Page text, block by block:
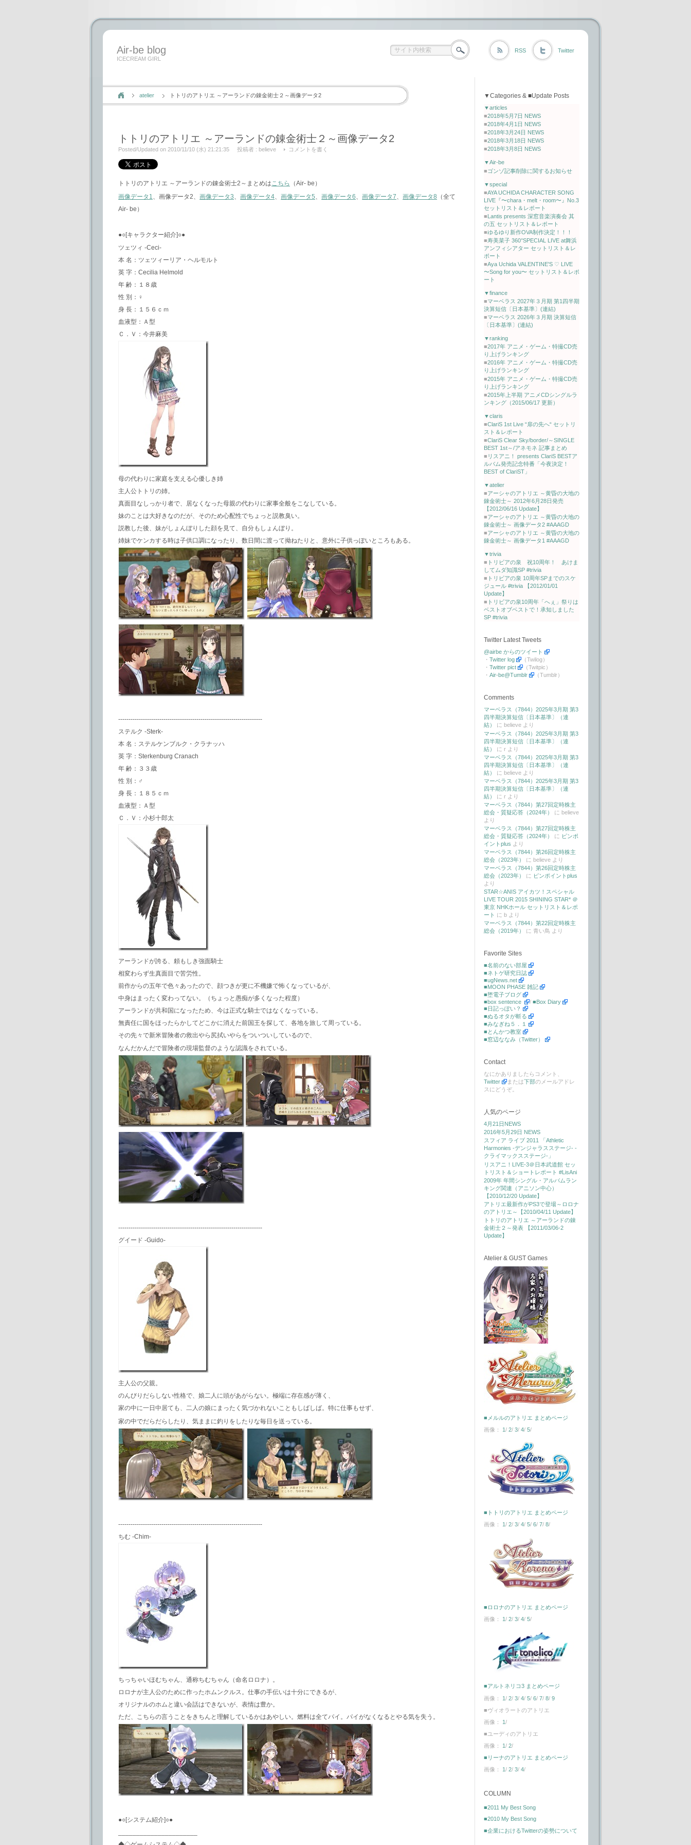
Air-be blog
ICECREAM GIRL
RSS Twitter
atelier トトリのアトリエ ～アーランドの錬金術士２～画像データ2
トトリのアトリエ ～アーランドの錬金術士２～画像データ2
Posted/Updated on 2010/11/10 (水) 21:21:35 投稿者 : believe コメントを書く
トトリのアトリエ ～アーランドの錬金術士2～まとめはこちら
（Air- be）
画像データ1
、画像データ2、 画像データ3 画像データ4 画像データ5 画像データ6 画像データ7 画像データ8 （全て
Air- be）
●○[キャラクター紹介]○●
ツェツィ -Ceci-
本 名：ツェツィーリア・ヘルモルト
英 字：Cecilia Helmold
年 齢：１８歳
性 別：♀
身 長：１５６ｃｍ
血液型：Ａ型
Ｃ．Ｖ：今井麻美
母の代わりに家庭を支える心優しき姉
主人公トトリの姉。
真面目なしっかり者で、居なくなった母親の代わりに家事全般をこなしている。
妹のことは大好きなのだが、そのため心配性でちょっと説教臭い。
説教した後、妹がしょんぼりした顔を見て、自分もしょんぼり。
姉妹でケンカする時は子供口調になったり、数日間に渡って拗ねたりと、意外に子供っぽいところもある。
----------------------------------------------------------------------
ステルク -Sterk-
本 名：ステルケンブルク・クラナッハ
英 字：Sterkenburg Cranach
年 齢：３３歳
性 別：♂
身 長：１８５ｃｍ
血液型：Ａ型
Ｃ．Ｖ：小杉十郎太
アーランドが誇る、頼もしき強面騎士
相変わらず生真面目で苦労性。
前作からの五年で色々あったので、顔つきが更に不機嫌で怖くなっているが、
中身はまったく変わってない。（ちょっと愚痴が多くなった程度）
アーランドが共和国になったため、今は正式な騎士ではなくなっている。
無責任に国をほったらかしてどこかに消えた前国王を探して、各地を旅して周っている。
その先々で新米冒険者の救出やら尻拭いやらをついついしているので、
なんだかんだで冒険者の現場監督のような認識をされている。
----------------------------------------------------------------------
グイード -Guido-
主人公の父親。
のんびりだらしない性格で、娘二人に頭があがらない。極端に存在感が薄く、
家の中に一日中居ても、二人の娘にまったく気づかれないこともしばしば。特に仕事もせず、
家の中でだらだらしたり、気ままに釣りをしたりな毎日を送っている。
----------------------------------------------------------------------
ちむ -Chim-
ちっちゃいほむちゃん、通称ちむちゃん（命名ロロナ）。
ロロナが主人公のために作ったホムンクルス。仕事の手伝いは十分にできるが、
オリジナルのホムと違い会話はできないが、表情は豊か。
ただ、こちらの言うことをきちんと理解しているかはあやしい。燃料は全てパイ。パイがなくなるとやる気を失う。
●○[システム紹介]○●
▼Categories & ■Update Posts
▼articles
■2018年5月7日 NEWS
■2018年4月1日 NEWS
■2018年3月24日 NEWS
■2018年3月18日 NEWS
■2018年3月8日 NEWS
▼Air-be
■ゴンゾ記事削除に関するお知らせ
▼special
■AYA UCHIDA CHARACTER SONG
LIVE『〜chara・melt・room〜』No.3
セットリスト＆レポート
■Lantis presents 深窓音楽演奏会 其
の五 セットリスト＆レポート
■ゆるゆり新作OVA制作決定！！！
■寿美菜子 360°SPECIAL LIVE at舞浜
アンフィシアター セットリスト＆レ
ポート
■Aya Uchida VALENTINE'S ♡ LIVE
〜Song for you〜 セットリスト＆レポ
ート
▼finance
■マーベラス 2027年３月期 第1四半期
決算短信〔日本基準〕(連結)
■マーベラス 2026年３月期 決算短信
〔日本基準〕(連結)
▼ranking
■2017年 アニメ・ゲーム・特撮CD売
り上げランキング
■2016年 アニメ・ゲーム・特撮CD売
り上げランキング
■2015年 アニメ・ゲーム・特撮CD売
り上げランキング
■2015年上半期 アニメCDシングルラ
ンキング（2015/06/17 更新）
▼claris
■ClariS 1st Live “扉の先へ“ セットリ
スト＆レポート
■ClariS Clear Sky/border/～SINGLE
BEST 1st～/アネモネ 記事まとめ
■ リスアニ！ presents ClariS BESTア
ルバム発売記念特番「今夜決定！
BEST of ClariST」
▼atelier
■アーシャのアトリエ ～黄昏の大地の
錬金術士～ 2012年6月28日発売
【2012/06/16 Update】
■アーシャのアトリエ ～黄昏の大地の
錬金術士～ 画像データ2 #AAAGD
■アーシャのアトリエ ～黄昏の大地の
錬金術士～ 画像データ1 #AAAGD
▼trivia
■ トリビアの泉 祝10周年！ あけま
してムダ知識SP #trivia
■ トリビアの泉 10周年SPまでのスケ
ジュール #trivia 【2012/01/01
Update】
■ トリビアの泉10周年「へぇ」祭りは
ベストオブベストで！承知しました
SP #trivia
Twitter Latest Tweets
@airbe からのツイート
・ Twitter log
（Twilog）
・ Twitter pict
（Twitpic）
・ Air-be@Tumblr （Tumblr）
Comments
マーベラス（7844）2025年3月期 第3
四半期決算短信〔日本基準〕（連
結）
に believe より
マーベラス（7844）2025年3月期 第3
四半期決算短信〔日本基準〕（連
結）
に r より
マーベラス（7844）2025年3月期 第3
四半期決算短信〔日本基準〕（連
結）
に believe より
マーベラス（7844）2025年3月期 第3
四半期決算短信〔日本基準〕（連
結）
に r より
マーベラス（7844）第27回定時株主
総会・質疑応答（2024年）
に believe
より
マーベラス（7844）第27回定時株主
総会・質疑応答（2024年）
に ピンポ
イントplus より
マーベラス（7844）第26回定時株主
総会（2023年）
に believe より
マーベラス（7844）第26回定時株主
総会（2023年）
に ピンポイントplus
より
STAR☆ANIS アイカツ！スペシャル
LIVE TOUR 2015 SHINING STAR* ＠
東京 NHKホール セットリスト＆レポ
ート に b より
マーベラス（7844）第22回定時株主
総会（2019年）
に 青い鳥 より
Favorite Sites
■名前のない部屋
■ネトゲ研究日誌
■ugNews.net
■MOON PHASE 雑記
■堕電子ブログ
■box sentence
/ ■Box Diary
■日記っぽい？
■ぬるオタが斬る
■みなぎね５．１
■とんかつ教室
■窓辺ななみ（Twitter）
Contact
なにかありましたらコメント、
Twitter
または下部のメールアドレ
スにどうぞ。
人気のページ
4月21日NEWS
2016年5月29日 NEWS
スフィア ライブ 2011 「Athletic
Harmonies -デンジャラスステージ- -
クライマックスステージ-」
リスアニ！LIVE-3＠日本武道館 セッ
トリスト＆ショートレポート #LisAni
2009年 年間シングル・アルバムラン
キング関連（アニソン中心）
【2010/12/20 Update】
アトリエ最新作がPS3で登場～ロロナ
のアトリエ～【2010/04/11 Update】
トトリのアトリエ ～アーランドの錬
金術士２～発表 【2011/03/06-2
Update】
Atelier & GUST Games
■メルルのアトリエ まとめページ
画像： 1/ 2/ 3/ 4/ 5/
■トトリのアトリエ まとめページ
画像： 1/ 2/ 3/ 4/ 5/ 6/ 7/ 8/
■ロロナのアトリエ まとめページ
画像： 1 / 2/ 3/ 4/ 5/
■アルトネリコ3 まとめページ
画像： 1/ 2/ 3/ 4/ 5/ 6/ 7/ 8/ 9
■ヴィオラートのアトリエ
画像： 1/
■ユーディのアトリエ
画像： 1/ 2/
■リーナのアトリエ まとめページ
画像： 1/ 2/ 3/ 4/
COLUMN
■2011 My Best Song
■2010 My Best Song
■企業におけるTwitterの姿勢について